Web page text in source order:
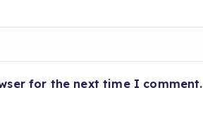
for the next time I comment.